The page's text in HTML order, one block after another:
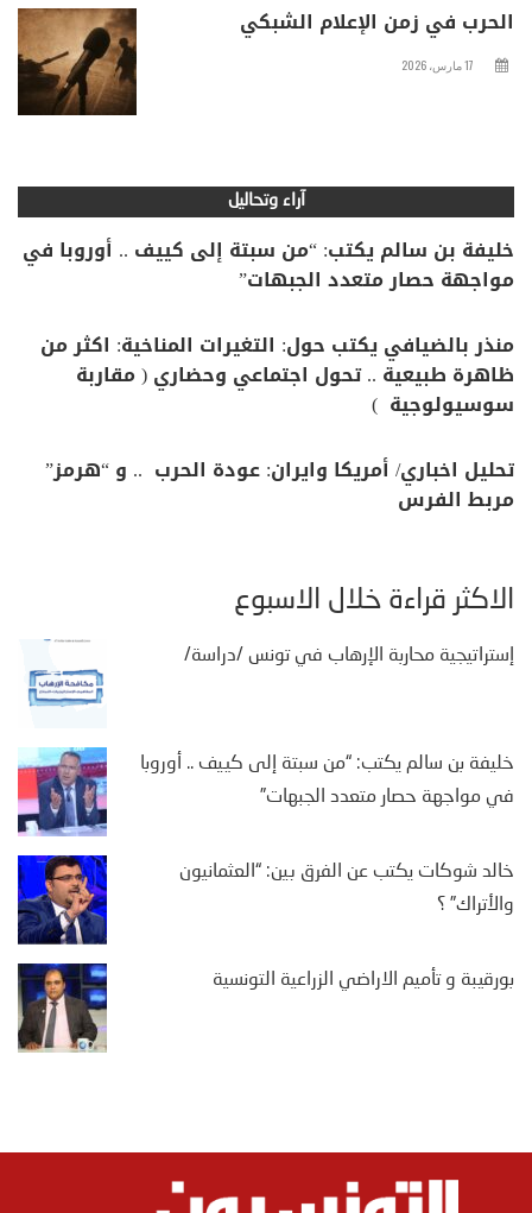
الحرب في زمن الإعلام الشبكي
17 مارس، 2026
آراء وتحاليل
خليفة بن سالم يكتب: “من سبتة إلى كييف .. أوروبا في
مواجهة حصار متعدد الجبهات”
منذر بالضيافي يكتب حول: التغيرات المناخية: اكثر من
ظاهرة طبيعية .. تحول اجتماعي وحضاري ( مقاربة
سوسيولوجية )
تحليل اخباري/ أمريكا وايران: عودة الحرب .. و “هرمز”
مربط الفرس
الأكثر قراءة خلال الأسبوع
إستراتيجية محاربة الإرهاب في تونس /دراسة/
خليفة بن سالم يكتب: “من سبتة إلى كييف .. أوروبا
في مواجهة حصار متعدد الجبهات”
خالد شوكات يكتب عن الفرق بين: “العثمانيون
والأتراك” ؟
بورقيبة و تأميم الاراضي الزراعية التونسية